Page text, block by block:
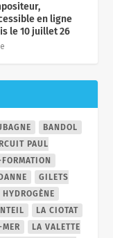
en ligne
le 10 juillet 26
BANDOL
PAUL
GILETS
HYDROGÈNE
LA CIOTAT
LA VALETTE